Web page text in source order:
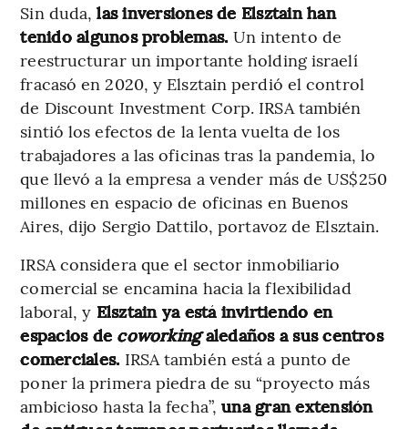
Sin duda,las inversiones de Elsztain han
tenido algunos problemas. Un intento de
reestructurar un importante holding israelí
fracasó en 2020, y Elsztain perdió el control
de Discount Investment Corp. IRSA también
sintió los efectos de la lenta vuelta de los
trabajadores a las oficinas tras la pandemia, lo
que llevó a la empresa a vender más de US$250
millones en espacio de oficinas en Buenos
Aires, dijo Sergio Dattilo, portavoz de Elsztain.
IRSA considera que el sector inmobiliario
comercial se encamina hacia la flexibilidad
laboral, y Elsztain ya está invirtiendo en
espacios de coworkingaledaños a sus centros
comerciales. IRSA también está a punto de
poner la primera piedra de su “proyecto más
ambicioso hasta la fecha”, una gran extensión